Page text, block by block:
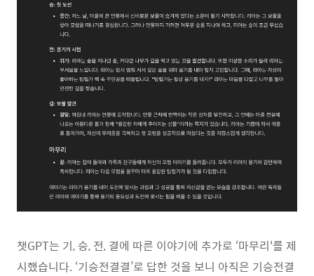
챗GPT는 기, 승, 전, 결에 따른 이야기에 추가로 ‘마무리'를 제
시했습니다. ‘기승전결결’로 답한 것을 보니 아직은 기승전결